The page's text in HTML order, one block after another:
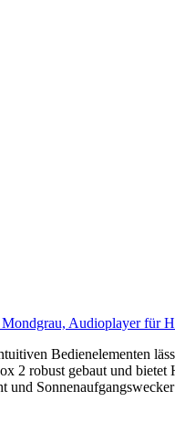
Audioplayer für
Bedienelementen
2 robust gebaut und bietet